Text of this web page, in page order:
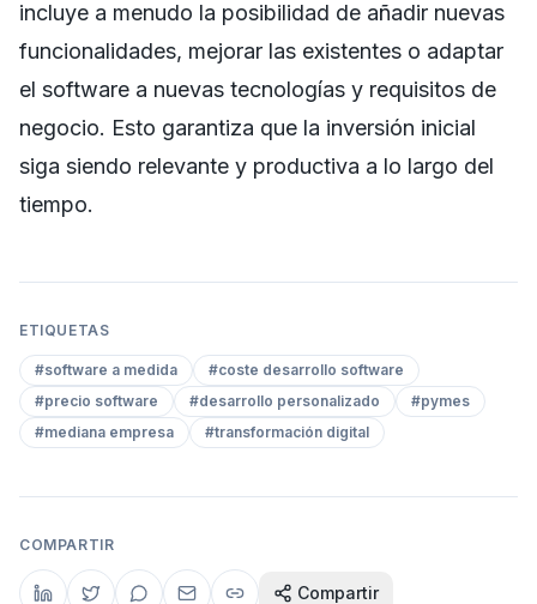
incluye a menudo la posibilidad de añadir nuevas
funcionalidades, mejorar las existentes o adaptar
el software a nuevas tecnologías y requisitos de
negocio. Esto garantiza que la inversión inicial
siga siendo relevante y productiva a lo largo del
tiempo.
ETIQUETAS
#software a medida #coste desarrollo software
#precio software #desarrollo personalizado #pymes
#mediana empresa #transformación digital
COMPARTIR
Compartir